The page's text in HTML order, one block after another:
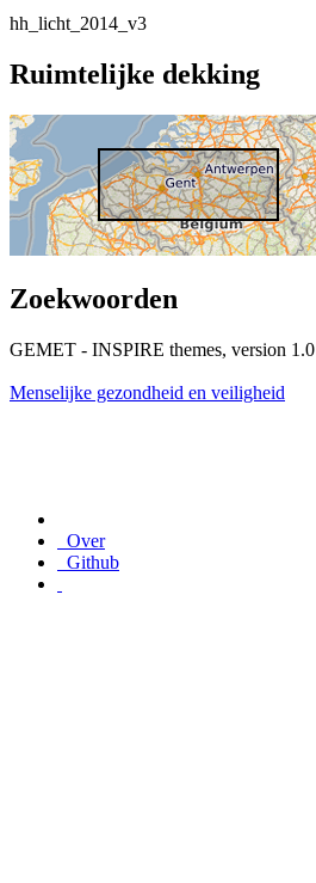
hh_licht_2014_v3
Ruimtelijke dekking
Zoekwoorden
GEMET - INSPIRE themes, version 1.0
Menselijke gezondheid en veiligheid
Over
Github